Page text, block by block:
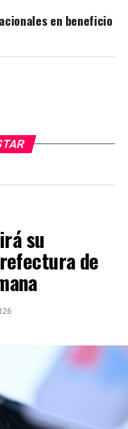
en beneficio
su
de